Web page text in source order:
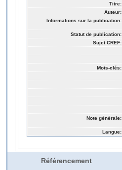
Titre:
Auteur:
Informations sur la publication:
Statut de publication:
Sujet CREF:
Mots-clés:
Note générale:
Langue:
Référencement